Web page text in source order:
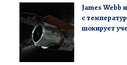
James Webb
с
шокирует